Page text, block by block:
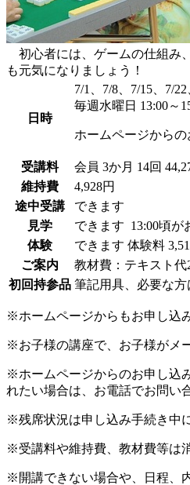
初心者には、ゲームの仕組み
も元気になりましょう！
日時
7/1、7/8、7/15、7/
毎週水曜日 13:00～
ホームページからの
受講料 会員 3か月 14回
維持費
4,928円
途中受講
できます
見学
できます 13:00頃が
体験
できます 体験料
ご案内
教材費：テキスト代
初回持参品 筆記用具、必要な
※ホームページからもお申し込
※お子様の講座で、お子様がメ
※ホームページからのお申し込
れたい場合は、お電話でお問い
※残席状況は申し込み手続き中
※受講料や維持費、教材費等は
※開講できない場合や、日程、